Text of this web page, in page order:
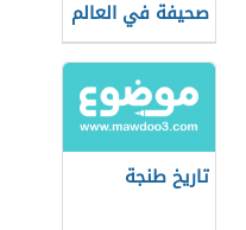
صحيفة في العالم
تاريخ طنجة